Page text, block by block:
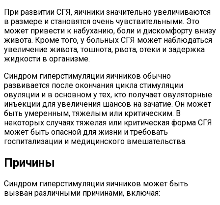
При развитии СГЯ, яичники значительно увеличиваются
в размере и становятся очень чувствительными. Это
может привести к набуханию, боли и дискомфорту внизу
живота. Кроме того, у больных СГЯ может наблюдаться
увеличение живота, тошнота, рвота, отеки и задержка
жидкости в организме.
Синдром гиперстимуляции яичников обычно
развивается после окончания цикла стимуляции
овуляции и в основном у тех, кто получает овуляторные
инъекции для увеличения шансов на зачатие. Он может
быть умеренным, тяжелым или критическим. В
некоторых случаях тяжелая или критическая форма СГЯ
может быть опасной для жизни и требовать
госпитализации и медицинского вмешательства.
Причины
Синдром гиперстимуляции яичников может быть
вызван различными причинами, включая: